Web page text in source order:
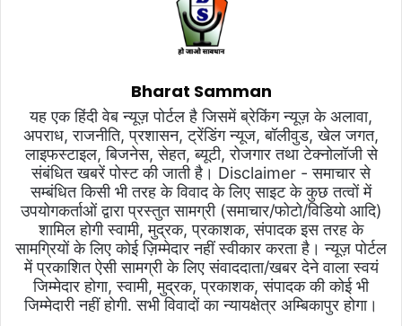
Bharat Samman
यह एक हिंदी वेब न्यूज़ पोर्टल है जिसमें ब्रेकिंग न्यूज़ के अलावा,
अपराध, राजनीति, प्रशासन, ट्रेंडिंग न्यूज, बॉलीवुड, खेल जगत,
लाइफस्टाइल, बिजनेस, सेहत, ब्यूटी, रोजगार तथा टेक्नोलॉजी से
संबंधित खबरें पोस्ट की जाती है। Disclaimer - समाचार से
सम्बंधित किसी भी तरह के विवाद के लिए साइट के कुछ तत्वों में
उपयोगकर्ताओं द्वारा प्रस्तुत सामग्री (समाचार/फोटो/विडियो आदि)
शामिल होगी स्वामी, मुद्रक, प्रकाशक, संपादक इस तरह के
सामग्रियों के लिए कोई ज़िम्मेदार नहीं स्वीकार करता है। न्यूज़ पोर्टल
में प्रकाशित ऐसी सामग्री के लिए संवाददाता/खबर देने वाला स्वयं
जिम्मेदार होगा, स्वामी, मुद्रक, प्रकाशक, संपादक की कोई भी
जिम्मेदारी नहीं होगी. सभी विवादों का न्यायक्षेत्र अम्बिकापुर होगा।